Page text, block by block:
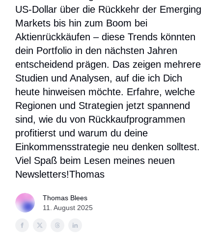
US-Dollar über die Rückkehr der Emerging
Markets bis hin zum Boom bei
Aktienrückkäufen – diese Trends könnten
dein Portfolio in den nächsten Jahren
entscheidend prägen. Das zeigen mehrere
Studien und Analysen, auf die ich Dich
heute hinweisen möchte. Erfahre, welche
Regionen und Strategien jetzt spannend
sind, wie du von Rückkaufprogrammen
profitierst und warum du deine
Einkommensstrategie neu denken solltest.
Viel Spaß beim Lesen meines neuen
Newsletters!Thomas
Thomas Blees
11. August 2025